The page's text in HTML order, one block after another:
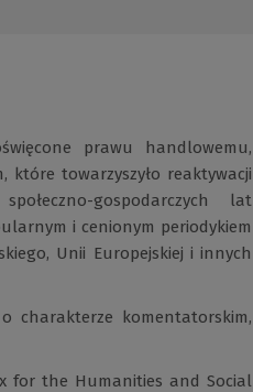
prawu handlowemu,
które towarzyszyło reaktywacji
gospodarczych lat
i cenionym periodykiem
Unii Europejskiej i innych
charakterze komentatorskim,
for the Humanities and Social